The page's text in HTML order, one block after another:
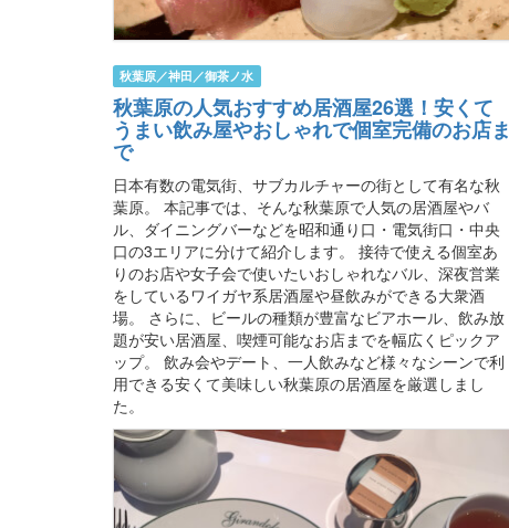
秋葉原／神田／御茶ノ水
秋葉原の人気おすすめ居酒屋26選！安くて
うまい飲み屋やおしゃれで個室完備のお店ま
で
日本有数の電気街、サブカルチャーの街として有名な秋
葉原。 本記事では、そんな秋葉原で人気の居酒屋やバ
ル、ダイニングバーなどを昭和通り口・電気街口・中央
口の3エリアに分けて紹介します。 接待で使える個室あ
りのお店や女子会で使いたいおしゃれなバル、深夜営業
をしているワイガヤ系居酒屋や昼飲みができる大衆酒
場。 さらに、ビールの種類が豊富なビアホール、飲み放
題が安い居酒屋、喫煙可能なお店までを幅広くピックア
ップ。 飲み会やデート、一人飲みなど様々なシーンで利
用できる安くて美味しい秋葉原の居酒屋を厳選しまし
た。